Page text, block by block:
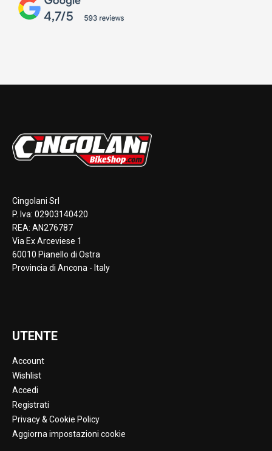
Cingolani Srl
P. Iva: 02903140420
REA: AN276787
Via Ex Arceviese 1
60010 Pianello di Ostra
Provincia di Ancona - Italy
UTENTE
Account
Wishlist
Accedi
Registrati
Privacy & Cookie Policy
Aggiorna impostazioni cookie